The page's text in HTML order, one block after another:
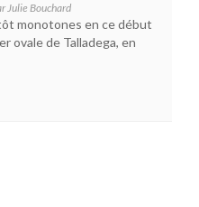
Julie Bouchard
monotones en ce début
ovale de Talladega, en